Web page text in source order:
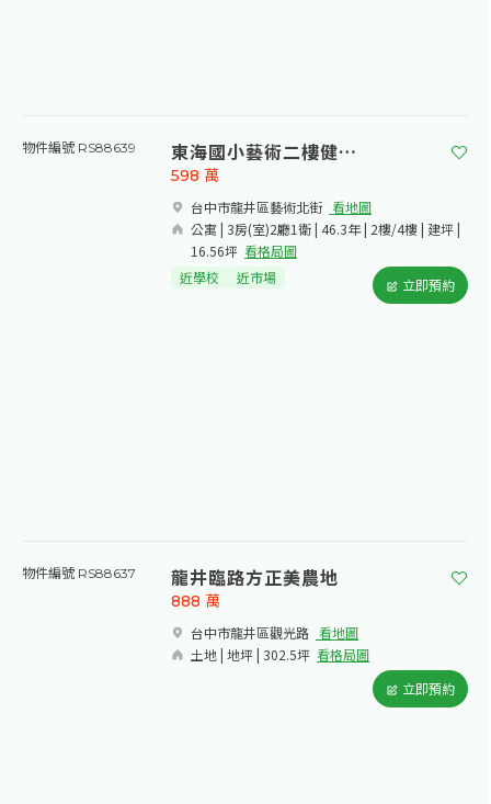
物件編號 RS88639 東海國小藝術二樓健身公寓
台中市龍井區藝術北街​ 看地圖
公寓 | 3房(室)2廳1衛 | 46.3年 | 2樓/4樓 | 建坪 |
16.56坪 看格局圖
598 萬
近學校 近市場 立即預約
物件編號 RS88637 龍井臨路方正美農地
台中市龍井區觀光路​ 看地圖
土地 | 地坪 | 302.5坪 看格局圖
888 萬
立即預約